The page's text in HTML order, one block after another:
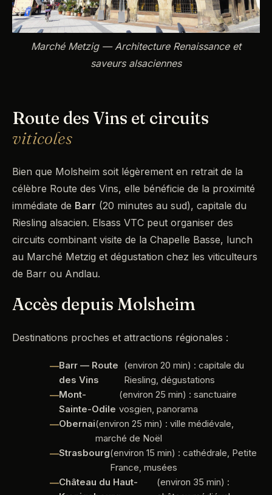
Marché Metzig — Architecture Renaissance et
saveurs alsaciennes
Route des Vins et circuits
viticoles
Bien que Molsheim soit légèrement en retrait de la
célèbre Route des Vins, elle bénéficie de la proximité
immédiate de Barr (20 minutes au sud), capitale du
Riesling alsacien. Elsass VTC peut organiser des
circuits combinant visite de la Chapelle Basse, lunch
au Marché Metzig et dégustation chez les viticulteurs
de Barr ou Andlau.
Accès depuis Molsheim
Destinations proches et attractions régionales :
Barr — Route
des Vins
(environ 20 min) : capitale du
Riesling, dégustations
Mont-
Sainte-Odile
(environ 25 min) : sanctuaire
vosgien, panorama
Obernai(environ 25 min) : ville médiévale,
marché de Noël
Strasbourg(environ 15 min) : cathédrale, Petite
France, musées
Château du Haut-
(environ 35 min) :